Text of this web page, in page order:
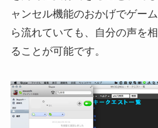
ャンセル機能のおかげでゲー
ら流れていても、自分の声を
ることが可能です。